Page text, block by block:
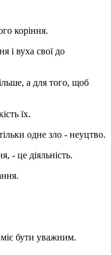
коріння.
і вуха свої до
а для того, щоб
їх.
одне зло - неуцтво.
- це діяльність.
бути уважним.